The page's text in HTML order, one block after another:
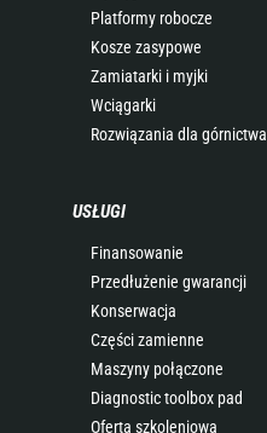
Platformy robocze
Kosze zasypowe
Zamiatarki i myjki
Wciągarki
Rozwiązania dla górnictwa
USŁUGI
Finansowanie
Przedłużenie gwarancji
Konserwacja
Części zamienne
Maszyny połączone
Diagnostic toolbox pad
Oferta szkoleniowa